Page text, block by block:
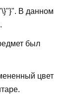
В данном
был
цвет